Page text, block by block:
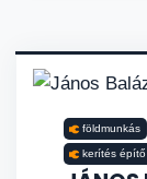
földmunkás
kerítés építő